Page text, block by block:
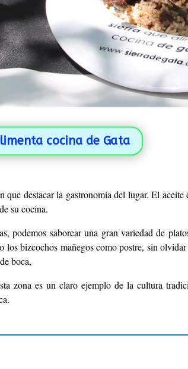
cocina de Gata
que destacar la gastronomía del lugar. El
su cocina.
podemos saborear una gran variedad de
los bizcochos mañegos como postre, sin
boca,
zona es un claro ejemplo de la cultura